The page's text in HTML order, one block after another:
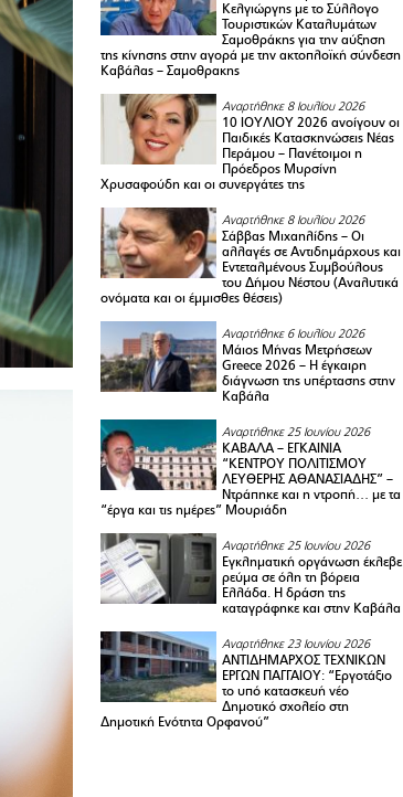
Κελγιώργης με το Σύλλογο
Τουριστικών Καταλυμάτων
Σαμοθράκης για την αύξηση
της κίνησης στην αγορά με την ακτοπλοϊκή σύνδεση
Καβάλας – Σαμοθρακης
Αναρτήθηκε 8 Ιουλίου 2026
10 ΙΟΥΛΙΟΥ 2026 ανοίγουν οι
Παιδικές Κατασκηνώσεις Νέας
Περάμου – Πανέτοιμοι η
Πρόεδρος Μυρσίνη
Χρυσαφούδη και οι συνεργάτες της
Αναρτήθηκε 8 Ιουλίου 2026
Σάββας Μιχαηλίδης – Οι
αλλαγές σε Αντιδημάρχους και
Εντεταλμένους Συμβούλους
του Δήμου Νέστου (Αναλυτικά
ονόματα και οι έμμισθες θέσεις)
Αναρτήθηκε 6 Ιουλίου 2026
Μάιος Μήνας Μετρήσεων
Greece 2026 – H έγκαιρη
διάγνωση της υπέρτασης στην
Καβάλα
Αναρτήθηκε 25 Ιουνίου 2026
ΚΑΒΑΛΑ – ΕΓΚΑΙΝΙΑ
“ΚΕΝΤΡΟΥ ΠΟΛΙΤΙΣΜΟΥ
ΛΕΥΘΕΡΗΣ ΑΘΑΝΑΣΙΑΔΗΣ” –
Ντράπηκε και η ντροπή… με τα
“έργα και τις ημέρες” Μουριάδη
Αναρτήθηκε 25 Ιουνίου 2026
Εγκληματική οργάνωση έκλεβε
ρεύμα σε όλη τη βόρεια
Ελλάδα. Η δράση της
καταγράφηκε και στην Καβάλα
Αναρτήθηκε 23 Ιουνίου 2026
ΑΝΤΙΔΗΜΑΡΧΟΣ ΤΕΧΝΙΚΩΝ
ΕΡΓΩΝ ΠΑΓΓΑΙΟΥ: “Εργοτάξιο
το υπό κατασκευή νέο
Δημοτικό σχολείο στη
Δημοτική Ενότητα Ορφανού”